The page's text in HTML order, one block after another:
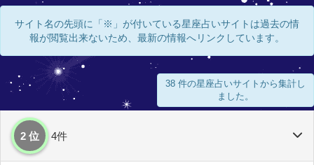
サイト名の先頭に「※」が付いている星座占いサイトは過去の情
報が閲覧出来ないため、最新の情報へリンクしています。
38 件の星座占いサイトから集計し
ました。
2 位 4件